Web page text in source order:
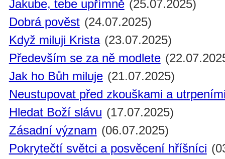
Jakube, tebe upřímně (25.07.2025)
Dobrá pověst (24.07.2025)
Když miluji Krista (23.07.2025)
Především se za ně modlete
Jak ho Bůh miluje (21.07.2025)
Neustupovat před zkouškami a
Hledat Boží slávu (17.07.2025)
Zásadní význam (06.07.2025)
Pokrytečtí světci a posvěcení hříšníci